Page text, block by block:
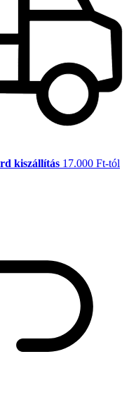
kiszállítás 17.000 Ft-tól